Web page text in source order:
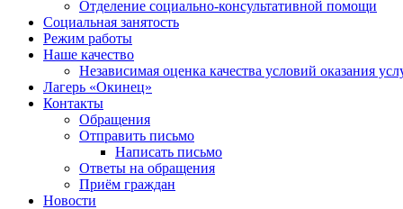
Отделение социально-консультативной помощи
Социальная занятость
Режим работы
Наше качество
Независимая оценка качества условий оказания
Лагерь «Окинец»
Контакты
Обращения
Отправить письмо
Написать письмо
Ответы на обращения
Приём граждан
Новости